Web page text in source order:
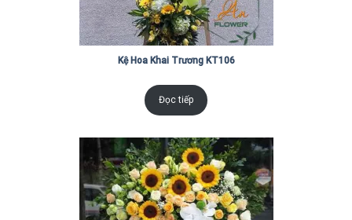
Kệ Hoa Khai Trương KT106
Đọc tiếp